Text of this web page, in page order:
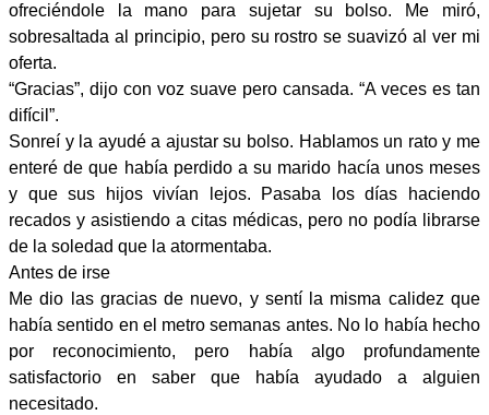
ofreciéndole la mano para sujetar su bolso. Me miró,
sobresaltada al principio, pero su rostro se suavizó al ver mi
oferta.
“Gracias”, dijo con voz suave pero cansada. “A veces es tan
difícil”.
Sonreí y la ayudé a ajustar su bolso. Hablamos un rato y me
enteré de que había perdido a su marido hacía unos meses
y que sus hijos vivían lejos. Pasaba los días haciendo
recados y asistiendo a citas médicas, pero no podía librarse
de la soledad que la atormentaba.
Antes de irse
Me dio las gracias de nuevo, y sentí la misma calidez que
había sentido en el metro semanas antes. No lo había hecho
por reconocimiento, pero había algo profundamente
satisfactorio en saber que había ayudado a alguien
necesitado.